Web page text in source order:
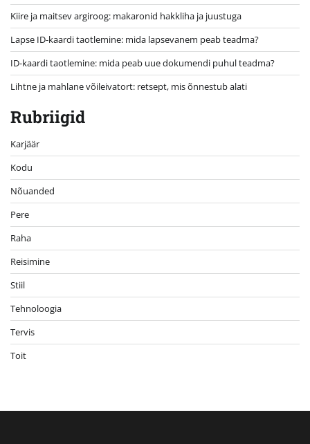
Kiire ja maitsev argiroog: makaronid hakkliha ja juustuga
Lapse ID-kaardi taotlemine: mida lapsevanem peab teadma?
ID-kaardi taotlemine: mida peab uue dokumendi puhul teadma?
Lihtne ja mahlane võileivatort: retsept, mis õnnestub alati
Rubriigid
Karjäär
Kodu
Nõuanded
Pere
Raha
Reisimine
Stiil
Tehnoloogia
Tervis
Toit